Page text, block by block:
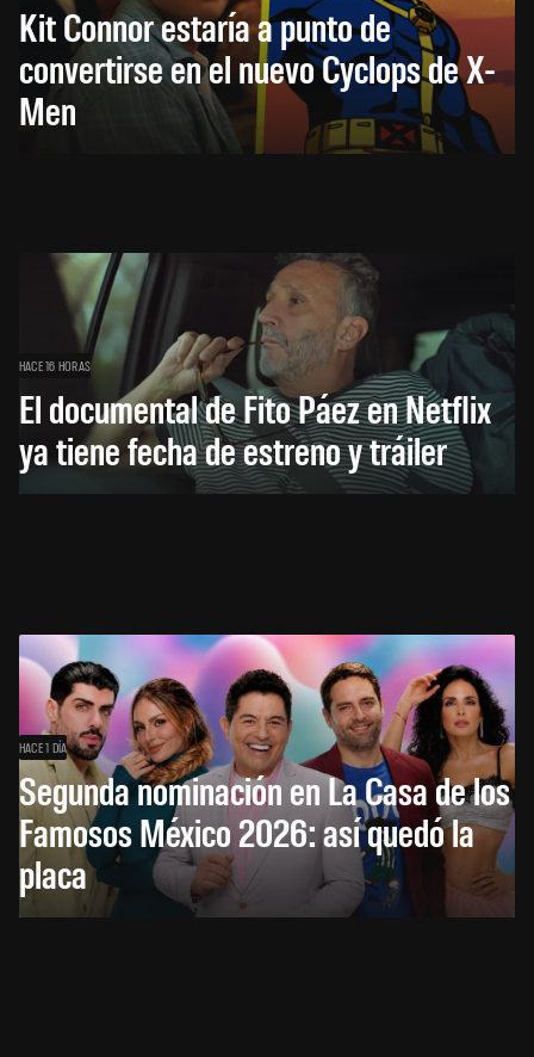
Kit Connor estaría a punto de
convertirse en el nuevo Cyclops de X-
Men
HACE 16 HORAS
El documental de Fito Páez en Netflix
ya tiene fecha de estreno y tráiler
HACE 1 DÍA
Segunda nominación en La Casa de los
Famosos México 2026: así quedó la
placa